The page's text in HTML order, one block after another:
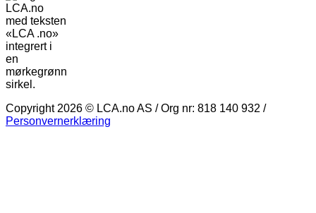
Copyright 2026 © LCA.no AS / Org nr: 818 140 932 /
Personvernerklæring